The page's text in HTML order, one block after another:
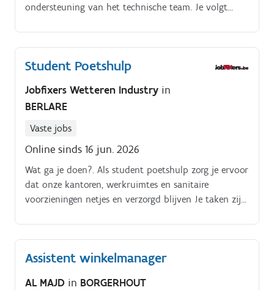
ondersteuning van het technische team. Je volgt
ERP systeem.
Student Poetshulp
Jobfixers Wetteren Industry in
BERLARE
Vaste jobs
Online sinds 16 jun. 2026
Wat ga je doen?. Als student poetshulp zorg je ervoor
dat onze kantoren, werkruimtes en sanitaire
voorzieningen netjes en verzorgd blijven Je taken zijn
Assistent winkelmanager
AL MAJD in BORGERHOUT